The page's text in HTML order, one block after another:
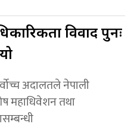
विवाद पुनः
अदालतले नेपाली
महाधिवेशन तथा